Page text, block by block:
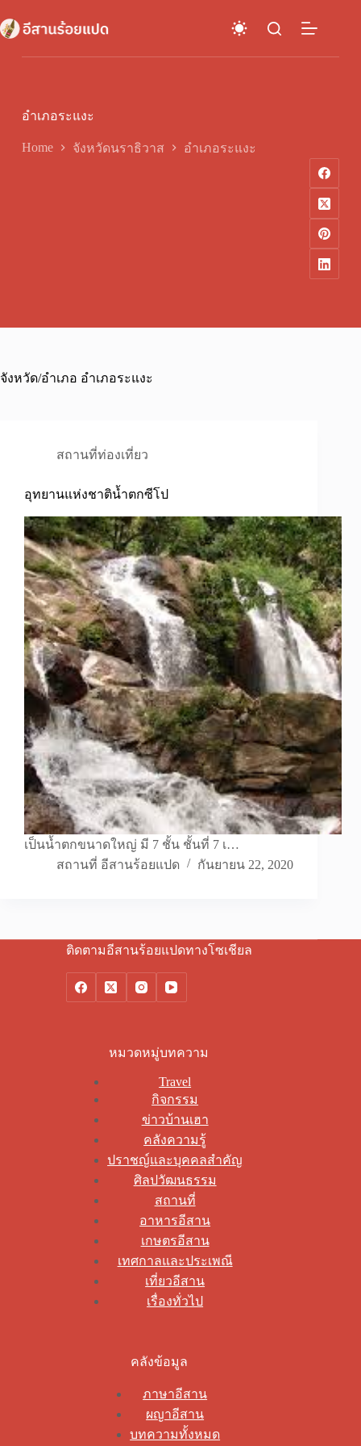
to
content
อำเภอระแงะ
Home จังหวัดนราธิวาส อำเภอระแงะ
จังหวัด/อำเภอ อำเภอระแงะ
สถานที่ท่องเที่ยว
อุทยานแห่งชาติน้ำตกซีโป
เป็นน้ำตกขนาดใหญ่ มี 7 ชั้น ชั้นที่ 7 เ…
สถานที่ อีสานร้อยแปด
กันยายน 22, 2020
ติดตามอีสานร้อยแปดทางโซเชียล
หมวดหมู่บทความ
Travel
กิจกรรม
ข่าวบ้านเฮา
คลังความรู้
ปราชญ์และบุคคลสำคัญ
ศิลปวัฒนธรรม
สถานที่
อาหารอีสาน
เกษตรอีสาน
เทศกาลและประเพณี
เที่ยวอีสาน
เรื่องทั่วไป
คลังข้อมูล
ภาษาอีสาน
ผญาอีสาน
บทความทั้งหมด